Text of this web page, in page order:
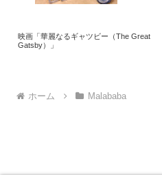
映画「華麗なるギャツビー（The Great
Gatsby）」
ホーム Malababa